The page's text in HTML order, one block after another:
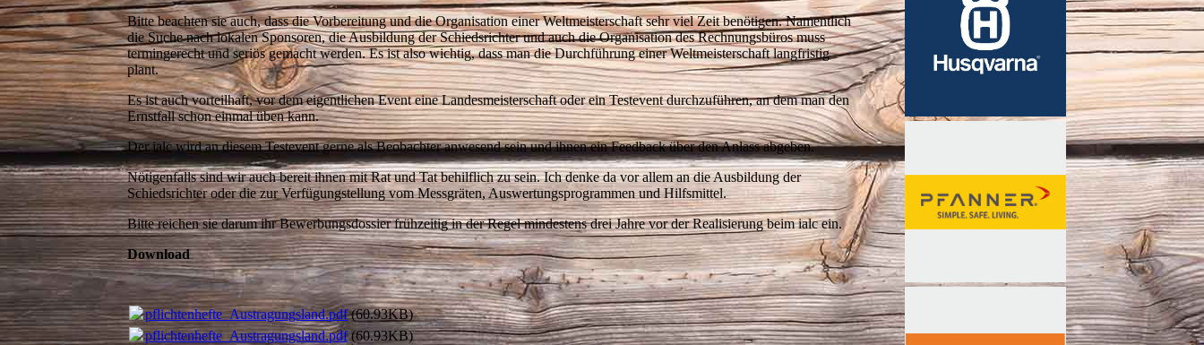
Bitte beachten sie auch, dass die Vorbereitung und die Organisation einer Weltmeisterschaft sehr viel Zeit benötigen. Namentlich
die Suche nach lokalen Sponsoren, die Ausbildung der Schiedsrichter und auch die Organisation des Rechnungsbüros muss
termingerecht und seriös gemacht werden. Es ist also wichtig, dass man die Durchführung einer Weltmeisterschaft langfristig
plant.
Es ist auch vorteilhaft, vor dem eigentlichen Event eine Landesmeisterschaft oder ein Testevent durchzuführen, an dem man den
Ernstfall schon einmal üben kann.
Der ialc wird an diesem Testevent gerne als Beobachter anwesend sein und ihnen ein Feedback über den Anlass abgeben.
Nötigenfalls sind wir auch bereit ihnen mit Rat und Tat behilflich zu sein. Ich denke da vor allem an die Ausbildung der
Schiedsrichter oder die zur Verfügungstellung vom Messgräten, Auswertungsprogrammen und Hilfsmittel.
Bitte reichen sie darum ihr Bewerbungsdossier frühzeitig in der Regel mindestens drei Jahre vor der Realisierung beim ialc ein.
Download
pflichtenhefte_Austragungsland.pdf(60.93KB)
pflichtenhefte_Austragungsland.pdf(60.93KB)